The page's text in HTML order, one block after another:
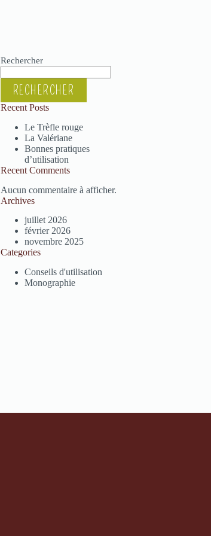
Rechercher
RECHERCHER
Recent Posts
Le Trèfle rouge
La Valériane
Bonnes pratiques
d’utilisation
Recent Comments
Aucun commentaire à afficher.
Archives
juillet 2026
février 2026
novembre 2025
Categories
Conseils d'utilisation
Monographie